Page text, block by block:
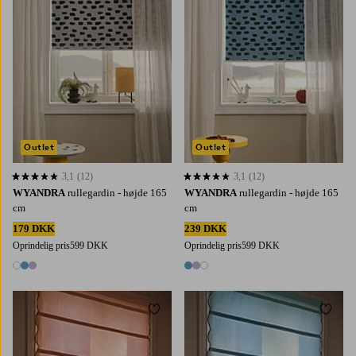
WYANDRA rullegardin - højde 165
cm
179 DKK
Oprindelig pris599 DKK
3 farver
3,1 baseret på 12 bedømmelser
3,1 (12)
Outlet
WYANDRA rullegardin - højde 165
cm
239 DKK
Oprindelig pris599 DKK
3 farver
3,1 baseret på 12 bedømmelser
3,1 (12)
Outlet
Tilføj til favoritter
120
Tilføj
120